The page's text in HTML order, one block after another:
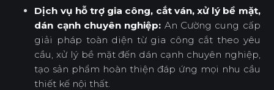
Dịch vụ hỗ trợ gia công, cắt ván, xử lý bề mặt,
dán cạnh chuyên nghiệp: An Cường cung cấp
giải pháp toàn diện từ gia công cắt theo yêu
cầu, xử lý bề mặt đến dán cạnh chuyên nghiệp,
tạo sản phẩm hoàn thiện đáp ứng mọi nhu cầu
thiết kế nội thất.